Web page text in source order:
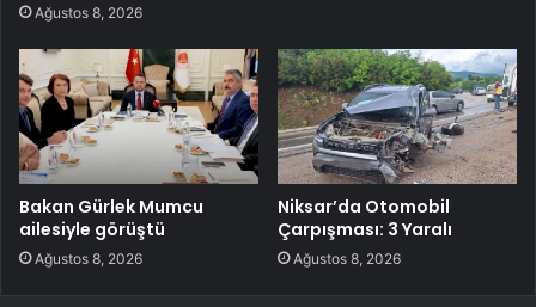
Ağustos 8, 2026
Bakan Gürlek Mumcu
ailesiyle görüştü
Ağustos 8, 2026
Niksar’da Otomobil
Çarpışması: 3 Yaralı
Ağustos 8, 2026